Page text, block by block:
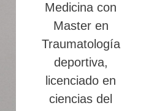
Medicina con
Master en
Traumatología
deportiva,
licenciado en
ciencias del